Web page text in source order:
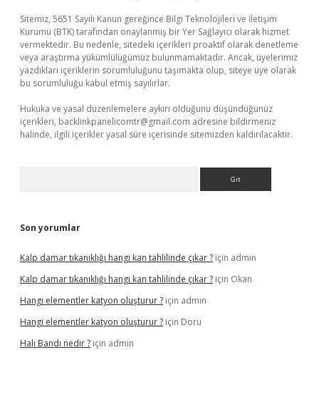
Sitemiz, 5651 Sayılı Kanun gereğince Bilgi Teknolojileri ve İletişim
Kurumu (BTK) tarafından onaylanmış bir Yer Sağlayıcı olarak hizmet
vermektedir. Bu nedenle, sitedeki içerikleri proaktif olarak denetleme
veya araştırma yükümlülüğümüz bulunmamaktadır. Ancak, üyelerimiz
yazdıkları içeriklerin sorumluluğunu taşımakta olup, siteye üye olarak
bu sorumluluğu kabul etmiş sayılırlar.
Hukuka ve yasal düzenlemelere aykırı olduğunu düşündüğünüz
içerikleri, backlinkpanelicomtr@gmail.com adresine bildirmeniz
halinde, ilgili içerikler yasal süre içerisinde sitemizden kaldırılacaktır.
Son yorumlar
Kalp damar tıkanıklığı hangi kan tahlilinde çıkar ? için admin
Kalp damar tıkanıklığı hangi kan tahlilinde çıkar ? için Okan
Hangi elementler katyon oluşturur ? için admin
Hangi elementler katyon oluşturur ? için Doru
Halı Bandı nedir ? için admin